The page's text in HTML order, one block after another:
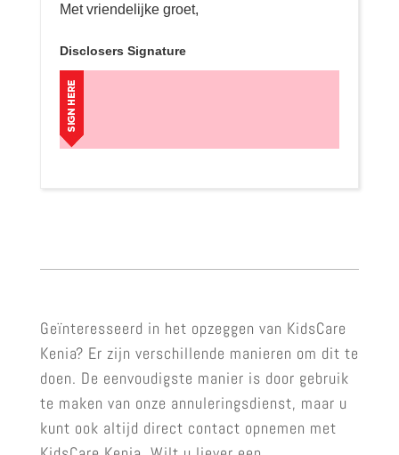
Met vriendelijke groet,
Disclosers Signature
Geïnteresseerd in het opzeggen van KidsCare
Kenia? Er zijn verschillende manieren om dit te
doen. De eenvoudigste manier is door gebruik
te maken van onze annuleringsdienst, maar u
kunt ook altijd direct contact opnemen met